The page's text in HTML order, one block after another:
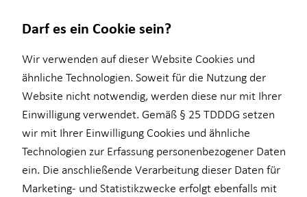
Interview
Kundenportal
Ganzheitliche Beratung
Altersvorsorge
Überblick
Finanzierungswege
Überblick
Inflationsbegegnung
Kapitalanlage Immobilien
Überblick
Steuerliche Vorteile
Darf es ein Cookie sein?
Wir verwenden auf dieser Website Cookies und
ähnliche Technologien. Soweit für die Nutzung der
Website nicht notwendig, werden diese nur mit Ihrer
Einwilligung verwendet. Gemäß § 25 TDDDG setzen
wir mit Ihrer Einwilligung Cookies und ähnliche
Technologien zur Erfassung personenbezogener Daten
ein. Die anschließende Verarbeitung dieser Daten für
Marketing- und Statistikzwecke erfolgt ebenfalls mit